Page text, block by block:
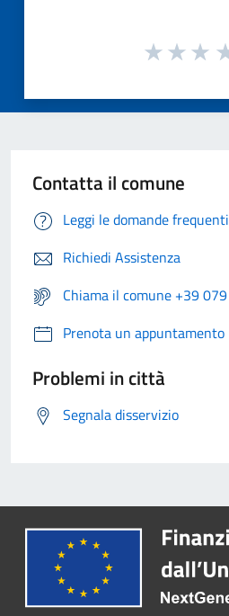
Contatta il comune
Leggi le domande frequenti
Richiedi Assistenza
Chiama il comune +39
Prenota un appuntamento
Problemi in città
Segnala disservizio